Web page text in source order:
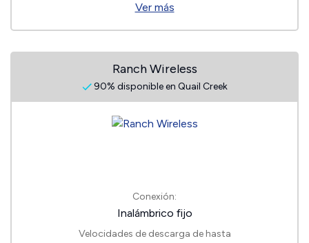
Ver más
Ranch Wireless
90% disponible en Quail Creek
Conexión:
Inalámbrico fijo
Velocidades de descarga de hasta